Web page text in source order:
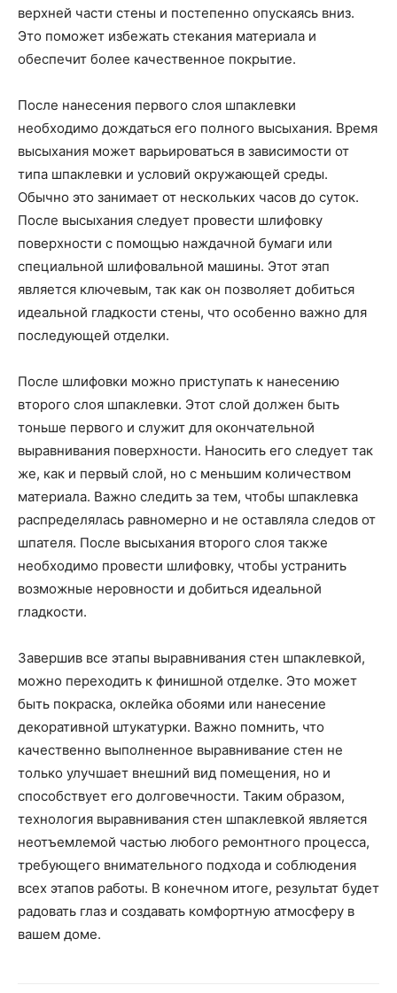
верхней части стены и постепенно опускаясь вниз.
Это поможет избежать стекания материала и
обеспечит более качественное покрытие.
После нанесения первого слоя шпаклевки
необходимо дождаться его полного высыхания. Время
высыхания может варьироваться в зависимости от
типа шпаклевки и условий окружающей среды.
Обычно это занимает от нескольких часов до суток.
После высыхания следует провести шлифовку
поверхности с помощью наждачной бумаги или
специальной шлифовальной машины. Этот этап
является ключевым, так как он позволяет добиться
идеальной гладкости стены, что особенно важно для
последующей отделки.
После шлифовки можно приступать к нанесению
второго слоя шпаклевки. Этот слой должен быть
тоньше первого и служит для окончательной
выравнивания поверхности. Наносить его следует так
же, как и первый слой, но с меньшим количеством
материала. Важно следить за тем, чтобы шпаклевка
распределялась равномерно и не оставляла следов от
шпателя. После высыхания второго слоя также
необходимо провести шлифовку, чтобы устранить
возможные неровности и добиться идеальной
гладкости.
Завершив все этапы выравнивания стен шпаклевкой,
можно переходить к финишной отделке. Это может
быть покраска, оклейка обоями или нанесение
декоративной штукатурки. Важно помнить, что
качественно выполненное выравнивание стен не
только улучшает внешний вид помещения, но и
способствует его долговечности. Таким образом,
технология выравнивания стен шпаклевкой является
неотъемлемой частью любого ремонтного процесса,
требующего внимательного подхода и соблюдения
всех этапов работы. В конечном итоге, результат будет
радовать глаз и создавать комфортную атмосферу в
вашем доме.